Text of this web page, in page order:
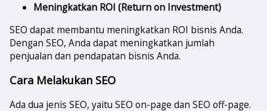
Meningkatkan ROI (Return on Investment)
SEO dapat membantu meningkatkan ROI bisnis Anda.
Dengan SEO, Anda dapat meningkatkan jumlah
penjualan dan pendapatan bisnis Anda.
Cara Melakukan SEO
Ada dua jenis SEO, yaitu SEO on-page dan SEO off-page.